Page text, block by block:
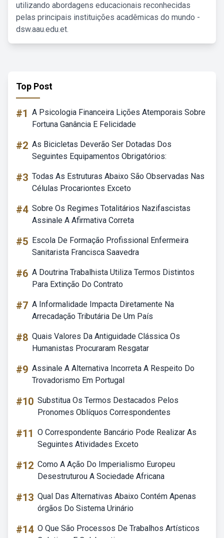
utilizando abordagens educacionais reconhecidas
pelas principais instituições acadêmicas do mundo -
dsw.aau.edu.et.
Top Post
#1 A Psicologia Financeira Lições Atemporais Sobre
Fortuna Ganância E Felicidade
#2 As Bicicletas Deverão Ser Dotadas Dos
Seguintes Equipamentos Obrigatórios:
#3 Todas As Estruturas Abaixo São Observadas Nas
Células Procariontes Exceto
#4 Sobre Os Regimes Totalitários Nazifascistas
Assinale A Afirmativa Correta
#5 Escola De Formação Profissional Enfermeira
Sanitarista Francisca Saavedra
#6 A Doutrina Trabalhista Utiliza Termos Distintos
Para Extinção Do Contrato
#7 A Informalidade Impacta Diretamente Na
Arrecadação Tributária De Um País
#8 Quais Valores Da Antiguidade Clássica Os
Humanistas Procuraram Resgatar
#9 Assinale A Alternativa Incorreta A Respeito Do
Trovadorismo Em Portugal
#10 Substitua Os Termos Destacados Pelos
Pronomes Oblíquos Correspondentes
#11 O Correspondente Bancário Pode Realizar As
Seguintes Atividades Exceto
#12 Como A Ação Do Imperialismo Europeu
Desestruturou A Sociedade Africana
#13 Qual Das Alternativas Abaixo Contém Apenas
órgãos Do Sistema Urinário
#14 O Que São Processos De Trabalhos Artísticos